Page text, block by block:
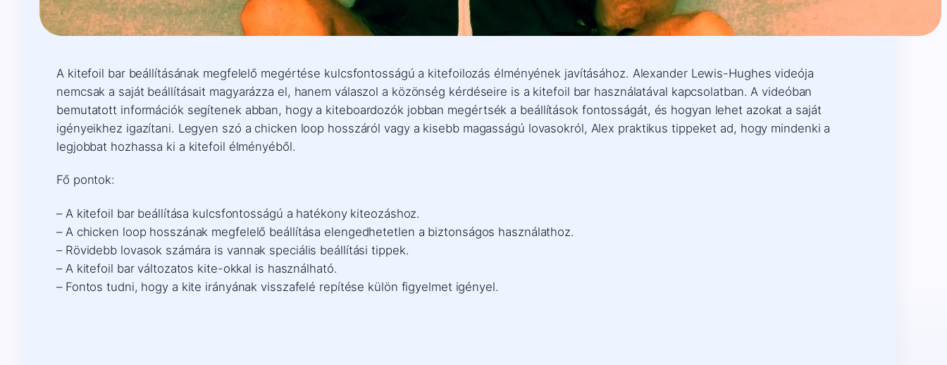
A kitefoil bar beállításának megfelelő megértése kulcsfontosságú a kitefoilozás élményének javításához. Alexander Lewis-Hughes videója
nemcsak a saját beállításait magyarázza el, hanem válaszol a közönség kérdéseire is a kitefoil bar használatával kapcsolatban. A videóban
bemutatott információk segítenek abban, hogy a kiteboardozók jobban megértsék a beállítások fontosságát, és hogyan lehet azokat a saját
igényeikhez igazítani. Legyen szó a chicken loop hosszáról vagy a kisebb magasságú lovasokról, Alex praktikus tippeket ad, hogy mindenki a
legjobbat hozhassa ki a kitefoil élményéből.
Fő pontok:
– A kitefoil bar beállítása kulcsfontosságú a hatékony kiteozáshoz.
– A chicken loop hosszának megfelelő beállítása elengedhetetlen a biztonságos használathoz.
– Rövidebb lovasok számára is vannak speciális beállítási tippek.
– A kitefoil bar változatos kite-okkal is használható.
– Fontos tudni, hogy a kite irányának visszafelé repítése külön figyelmet igényel.